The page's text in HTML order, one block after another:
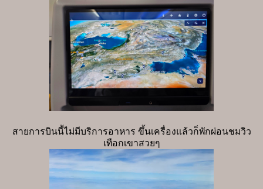
สายการบินนี้ไม่มีบริการอาหาร ขึ้นเครื่องแล้วก็พักผ่อนชมวิว
เทือกเขาสวยๆ